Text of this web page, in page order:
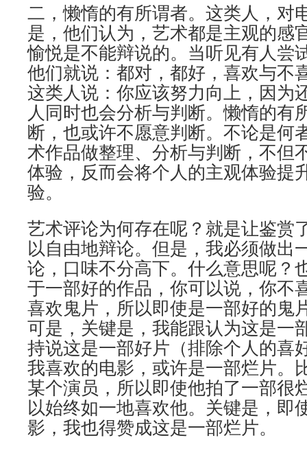
二，懒惰的有所谓者。这类人，对
是，他们认为，艺术都是主观的感
愉悦是不能辩说的。当听见有人尝
他们就说：都对，都好，喜欢与不
这类人说：你应该努力向上，因为
人同时也会分析与判断。懒惰的有
断，也或许不愿意判断。不论是何
术作品做整理、分析与判断，不但
体验，反而会将个人的主观体验提
验。
艺术评论为何存在呢？就是让鉴赏
以自由地辩论。但是，我必须做出
论，口味不分高下。什么意思呢？
于一部好的作品，你可以说，你不
喜欢鬼片，所以即使是一部好的鬼
可是，关键是，我能跟认为这是一
持说这是一部好片（排除个人的喜
我喜欢的电影，或许是一部烂片。
某个演员，所以即使他拍了一部很
以始终如一地喜欢他。关键是，即
影，我也得赞成这是一部烂片。